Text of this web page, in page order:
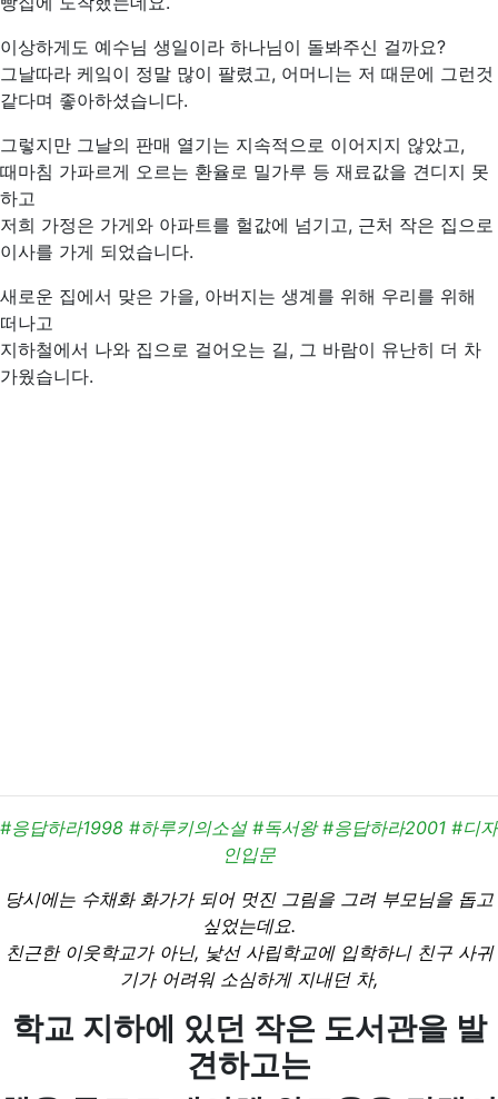
이상하게도 예수님 생일이라 하나님이 돌봐주신 걸까요?
그날따라 케잌이 정말 많이 팔렸고, 어머니는 저 때문에 그런것
같다며 좋아하셨습니다.
그렇지만 그날의 판매 열기는 지속적으로 이어지지 않았고,
때마침 가파르게 오르는 환율로 밀가루 등 재료값을 견디지 못
하고
저희 가정은 가게와 아파트를 헐값에 넘기고, 근처 작은 집으로
이사를 가게 되었습니다.
새로운 집에서 맞은 가을, 아버지는 생계를 위해 우리를 위해
떠나고
지하철에서 나와 집으로 걸어오는 길, 그 바람이 유난히 더 차
가웠습니다.
#응답하라1998 #하루키의소설 #독서왕 #응답하라2001 #디자
인입문
당시에는 수채화 화가가 되어 멋진 그림을 그려 부모님을 돕고
싶었는데요.
친근한 이웃학교가 아닌, 낯선 사립학교에 입학하니 친구 사귀
기가 어려워 소심하게 지내던 차,
학교 지하에 있던 작은 도서관을 발
견하고는